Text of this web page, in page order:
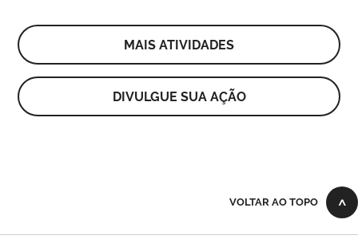
MAIS ATIVIDADES
DIVULGUE SUA AÇÃO
VOLTAR AO TOPO